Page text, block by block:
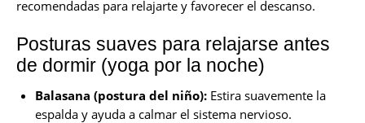
recomendadas para relajarte y favorecer el descanso.
Posturas suaves para relajarse antes
de dormir (yoga por la noche)
Balasana (postura del niño):Estira suavemente la
espalda y ayuda a calmar el sistema nervioso.